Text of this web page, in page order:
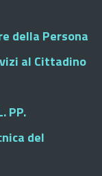
della Persona
al Cittadino
PP.
del